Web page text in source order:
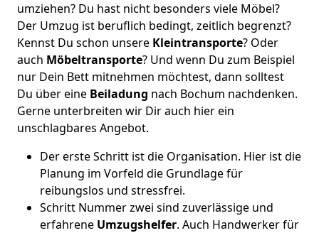
umziehen? Du hast nicht besonders viele Möbel?
Der Umzug ist beruflich bedingt, zeitlich begrenzt?
Kennst Du schon unsere Kleintransporte? Oder
auch Möbeltransporte? Und wenn Du zum Beispiel
nur Dein Bett mitnehmen möchtest, dann solltest
Du über eine Beiladung nach Bochum nachdenken.
Gerne unterbreiten wir Dir auch hier ein
unschlagbares Angebot.
Der erste Schritt ist die Organisation. Hier ist die
Planung im Vorfeld die Grundlage für
reibungslos und stressfrei.
Schritt Nummer zwei sind zuverlässige und
erfahrene Umzugshelfer. Auch Handwerker für